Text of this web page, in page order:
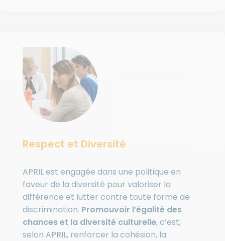
Respect et Diversité
APRIL est engagée dans une politique en
faveur de la diversité pour valoriser la
différence et lutter contre toute forme de
discrimination. Promouvoir l’égalité des
chances et la diversité culturelle, c’est,
selon APRIL, renforcer la cohésion, la